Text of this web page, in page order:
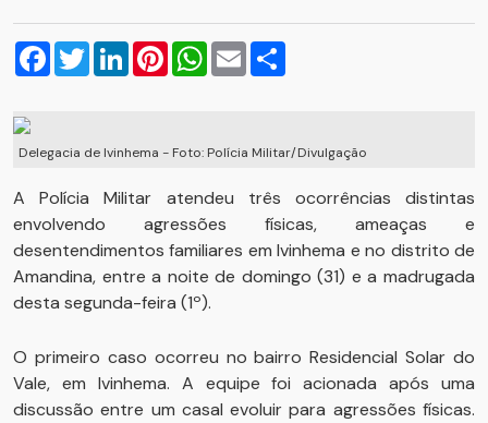
Facebook
TwitterLinkedInPinterestWhatsApp
Email
Delegacia de Ivinhema - Foto: Polícia Militar/Divulgação
A Polícia Militar atendeu três ocorrências distintas
envolvendo agressões físicas, ameaças e
desentendimentos familiares em Ivinhema e no distrito de
Amandina, entre a noite de domingo (31) e a madrugada
desta segunda-feira (1º).
O primeiro caso ocorreu no bairro Residencial Solar do
Vale, em Ivinhema. A equipe foi acionada após uma
discussão entre um casal evoluir para agressões físicas.